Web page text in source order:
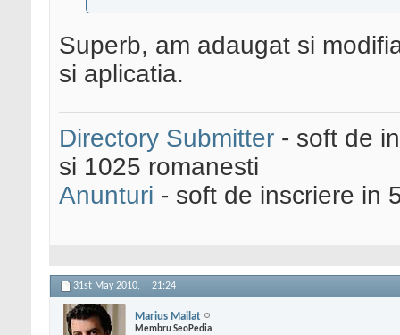
Superb, am adaugat si
si aplicatia.
Directory Submitter - soft de
si 1025 romanesti
Anunturi - soft de inscriere in
31st May 2010, 21:24
Marius Mailat
Membru SeoPedia